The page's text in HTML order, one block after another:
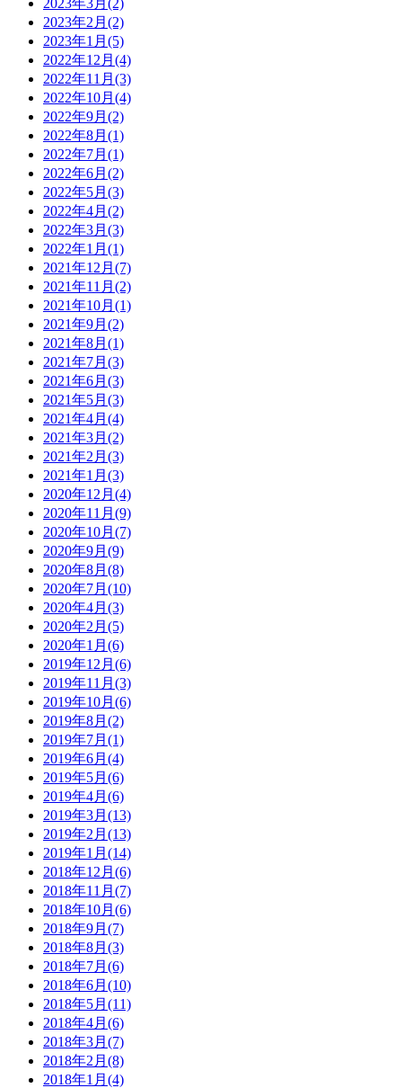
2023年2月(2)
2023年1月(5)
2022年12月(4)
2022年11月(3)
2022年10月(4)
2022年9月(2)
2022年8月(1)
2022年7月(1)
2022年6月(2)
2022年5月(3)
2022年4月(2)
2022年3月(3)
2022年1月(1)
2021年12月(7)
2021年11月(2)
2021年10月(1)
2021年9月(2)
2021年8月(1)
2021年7月(3)
2021年6月(3)
2021年5月(3)
2021年4月(4)
2021年3月(2)
2021年2月(3)
2021年1月(3)
2020年12月(4)
2020年11月(9)
2020年10月(7)
2020年9月(9)
2020年8月(8)
2020年7月(10)
2020年4月(3)
2020年2月(5)
2020年1月(6)
2019年12月(6)
2019年11月(3)
2019年10月(6)
2019年8月(2)
2019年7月(1)
2019年6月(4)
2019年5月(6)
2019年4月(6)
2019年3月(13)
2019年2月(13)
2019年1月(14)
2018年12月(6)
2018年11月(7)
2018年10月(6)
2018年9月(7)
2018年8月(3)
2018年7月(6)
2018年6月(10)
2018年5月(11)
2018年4月(6)
2018年3月(7)
2018年2月(8)
2018年1月(4)